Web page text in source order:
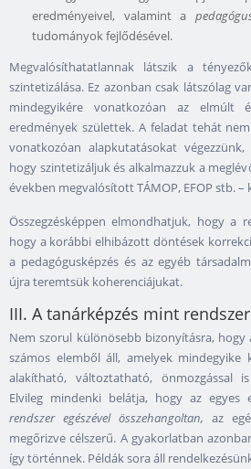
eredményeivel, valamint a
tudományok fejlődésével.
Megvalósíthatatlannak látszik a
szintetizálása. Ez azonban csak látszólag
mindegyikére vonatkozóan az elmúlt
eredmények születtek. A feladat tehát
vonatkozóan alapkutatásokat
hogy szintetizáljuk és alkalmazzuk a
években megvalósított TÁMOP, EFOP stb.
Összegzésképpen elmondhatjuk, hogy a
hogy a korábbi elhibázott döntések
a pedagógusképzés és az egyéb
újra teremtsük koherenciájukat.
III. A tanárképzés mint rendszer
Nem szorul különösebb bizonyításra, hogy
számos elemből áll, amelyek mindegyike
alakítható, változtatható, önmozgással
Elvileg mindenki belátja, hogy az egyes
rendszer egészével összehangoltan, az
megőrizve célszerű. A gyakorlatban
így történnek. Példák sora áll